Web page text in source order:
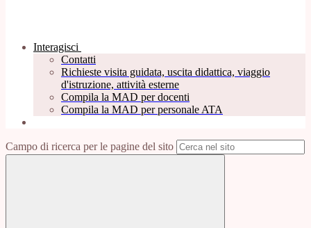
Interagisci
Contatti
Richieste visita guidata, uscita didattica, viaggio
d'istruzione, attività esterne
Compila la MAD per docenti
Compila la MAD per personale ATA
Campo di ricerca per le pagine del sito